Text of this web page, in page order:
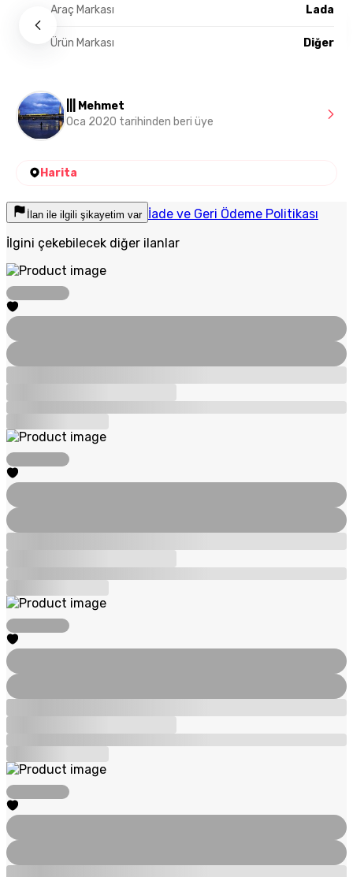
Araç Markası Lada
Ürün Markası Diğer
||| Mehmet
Oca 2020 tarihinden beri üye
Harita
İlan ile ilgili şikayetim var İade ve Geri Ödeme Politikası
İlgini çekebilecek diğer ilanlar